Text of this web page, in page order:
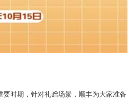
时期，针对礼赠场景，顺丰为大家准备